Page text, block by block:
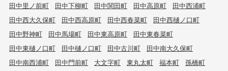
田中里ノ前町
田中下柳町 田中関田町 田中高原町
田中西浦町
田中西大久保町
田中西高原町 田中西春菜町
田中西樋ノ口町
田中野神町
田中馬場町 田中東高原町
田中東春菜町
田中東樋ノ口町
田中樋ノ口町 田中古川町
田中南大久保町
田中南西浦町
田中門前町 大文字町 東丸太町 福本町
孫橋町